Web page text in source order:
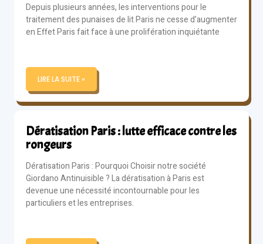
Depuis plusieurs années, les interventions pour le
traitement des punaises de lit Paris ne cesse d’augmenter
en Effet Paris fait face à une prolifération inquiétante
LIRE LA SUITE »
Dératisation Paris : lutte efficace contre les
rongeurs
Dératisation Paris : Pourquoi Choisir notre société
Giordano Antinuisible ? La dératisation à Paris est
devenue une nécessité incontournable pour les
particuliers et les entreprises.